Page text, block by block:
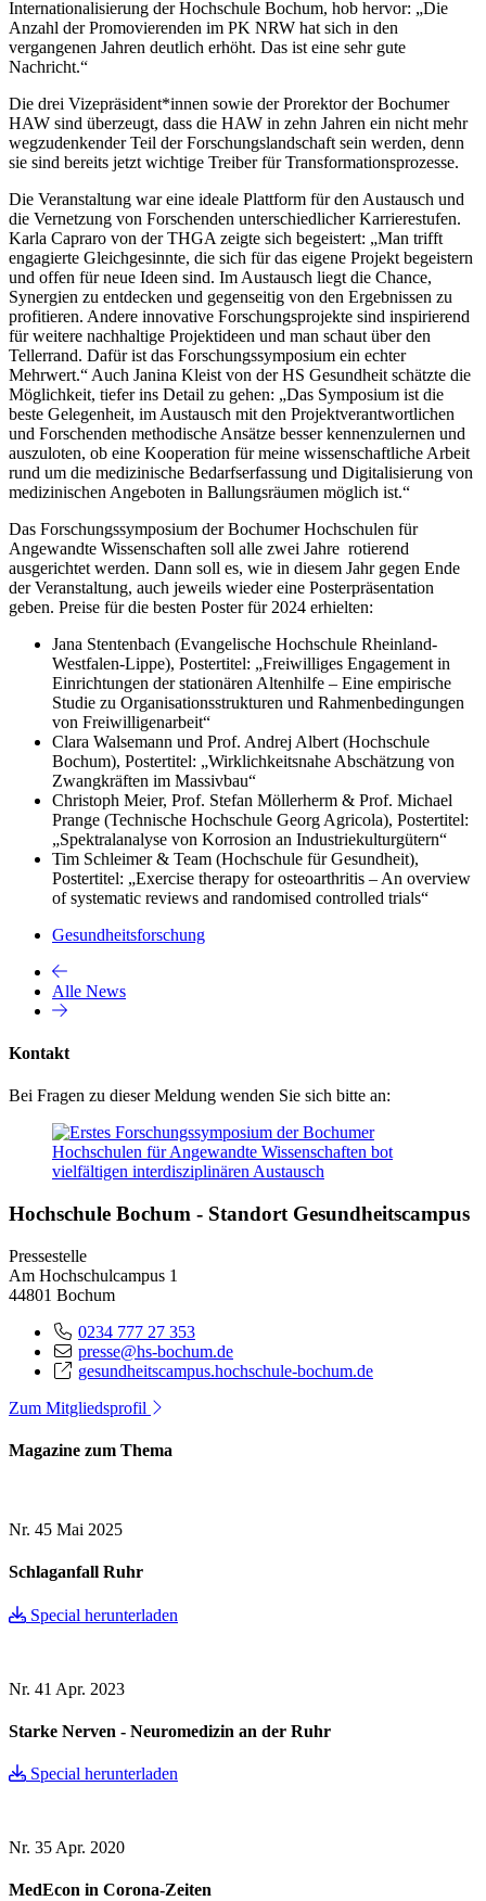
Internationalisierung der Hochschule Bochum, hob hervor: „Die
Anzahl der Promovierenden im PK NRW hat sich in den
vergangenen Jahren deutlich erhöht. Das ist eine sehr gute
Nachricht.“
Die drei Vizepräsident*innen sowie der Prorektor der Bochumer
HAW sind überzeugt, dass die HAW in zehn Jahren ein nicht mehr
wegzudenkender Teil der Forschungslandschaft sein werden, denn
sie sind bereits jetzt wichtige Treiber für Transformationsprozesse.
Die Veranstaltung war eine ideale Plattform für den Austausch und
die Vernetzung von Forschenden unterschiedlicher Karrierestufen.
Karla Capraro von der THGA zeigte sich begeistert: „Man trifft
engagierte Gleichgesinnte, die sich für das eigene Projekt begeistern
und offen für neue Ideen sind. Im Austausch liegt die Chance,
Synergien zu entdecken und gegenseitig von den Ergebnissen zu
profitieren. Andere innovative Forschungsprojekte sind inspirierend
für weitere nachhaltige Projektideen und man schaut über den
Tellerrand. Dafür ist das Forschungssymposium ein echter
Mehrwert.“ Auch Janina Kleist von der HS Gesundheit schätzte die
Möglichkeit, tiefer ins Detail zu gehen: „Das Symposium ist die
beste Gelegenheit, im Austausch mit den Projektverantwortlichen
und Forschenden methodische Ansätze besser kennenzulernen und
auszuloten, ob eine Kooperation für meine wissenschaftliche Arbeit
rund um die medizinische Bedarfserfassung und Digitalisierung von
medizinischen Angeboten in Ballungsräumen möglich ist.“
Das Forschungssymposium der Bochumer Hochschulen für
Angewandte Wissenschaften soll alle zwei Jahre rotierend
ausgerichtet werden. Dann soll es, wie in diesem Jahr gegen Ende
der Veranstaltung, auch jeweils wieder eine Posterpräsentation
geben. Preise für die besten Poster für 2024 erhielten:
Jana Stentenbach (Evangelische Hochschule Rheinland-
Westfalen-Lippe), Postertitel: „Freiwilliges Engagement in
Einrichtungen der stationären Altenhilfe – Eine empirische
Studie zu Organisationsstrukturen und Rahmenbedingungen
von Freiwilligenarbeit“
Clara Walsemann und Prof. Andrej Albert (Hochschule
Bochum), Postertitel: „Wirklichkeitsnahe Abschätzung von
Zwangkräften im Massivbau“
Christoph Meier, Prof. Stefan Möllerherm & Prof. Michael
Prange (Technische Hochschule Georg Agricola), Postertitel:
„Spektralanalyse von Korrosion an Industriekulturgütern“
Tim Schleimer & Team (Hochschule für Gesundheit),
Postertitel: „Exercise therapy for osteoarthritis – An overview
of systematic reviews and randomised controlled trials“
Gesundheitsforschung
Alle News
Kontakt
Bei Fragen zu dieser Meldung wenden Sie sich bitte an:
Hochschule Bochum - Standort Gesundheitscampus
Pressestelle
Am Hochschulcampus 1
44801 Bochum
0234 777 27 353
presse@hs-bochum.de
gesundheitscampus.hochschule-bochum.de
Zum Mitgliedsprofil
Magazine zum Thema
Nr. 45 Mai 2025
Schlaganfall Ruhr
Special herunterladen
Nr. 41 Apr. 2023
Starke Nerven - Neuromedizin an der Ruhr
Special herunterladen
Nr. 35 Apr. 2020
MedEcon in Corona-Zeiten